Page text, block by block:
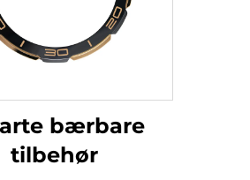
bærbare
tilbehør